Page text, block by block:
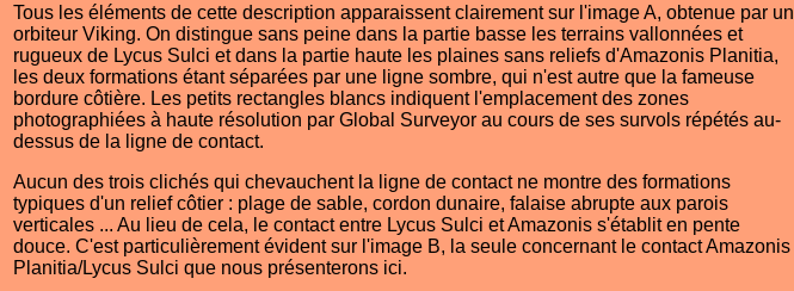
Tous les éléments de cette description apparaissent clairement sur l'image A, obtenue par un
orbiteur Viking. On distingue sans peine dans la partie basse les terrains vallonnées et
rugueux de Lycus Sulci et dans la partie haute les plaines sans reliefs d'Amazonis Planitia,
les deux formations étant séparées par une ligne sombre, qui n'est autre que la fameuse
bordure côtière. Les petits rectangles blancs indiquent l'emplacement des zones
photographiées à haute résolution par Global Surveyor au cours de ses survols répétés au-
dessus de la ligne de contact.
Aucun des trois clichés qui chevauchent la ligne de contact ne montre des formations
typiques d'un relief côtier : plage de sable, cordon dunaire, falaise abrupte aux parois
verticales ... Au lieu de cela, le contact entre Lycus Sulci et Amazonis s'établit en pente
douce. C'est particulièrement évident sur l'image B, la seule concernant le contact Amazonis
Planitia/Lycus Sulci que nous présenterons ici.